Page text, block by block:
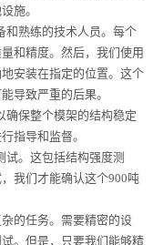
施。
熟练的技术人员。每个
和精度。然后，我们使用
安装在指定的位置。这个
导致严重的后果。
保整个模架的结构稳定
指导和监督。
。这包括结构强度测
我们才能确认这个900吨
的任务。需要精密的设
。但是，只要我们能够精